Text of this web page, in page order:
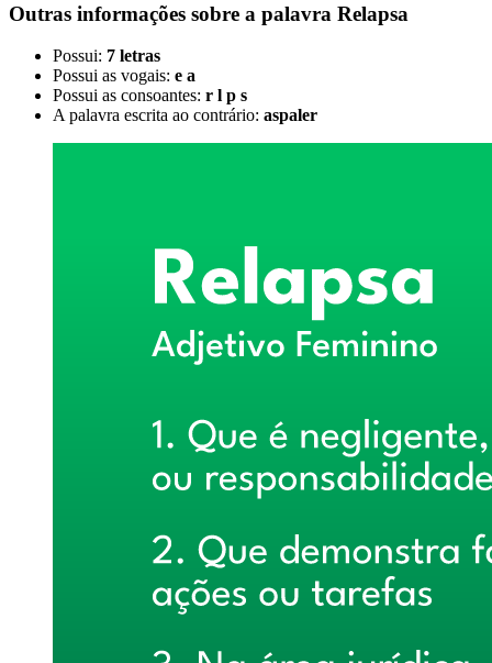
Outras informações sobre a palavra Relapsa
Possui: 7 letras
Possui as vogais: e a
Possui as consoantes: r l p s
A palavra escrita ao contrário: aspaler